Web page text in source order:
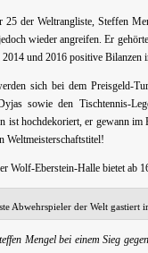
25 der Weltrangliste, Steffen
wieder angreifen. Er
und 2016 positive Bilanzen
sich bei dem Preisgeld-
sowie den Tischtennis-
ist hochdekoriert, er gewann
Weltmeisterschaftstitel!
Wolf-Eberstein-Halle bietet ab
Abwehrspieler der Welt
Mengel bei einem Sieg